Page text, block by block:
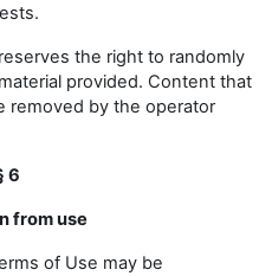
the right to randomly
provided. Content that
removed by the operator
6
from use
of Use may be